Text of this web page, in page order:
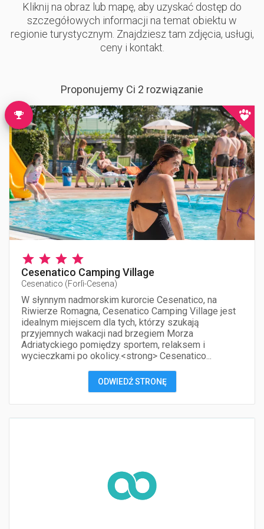
Kliknij na obraz lub mapę, aby uzyskać dostęp do
szczegółowych informacji na temat obiektu w
regionie turystycznym. Znajdziesz tam zdjęcia, usługi,
ceny i kontakt.
Proponujemy Ci 2 rozwiązanie
Cesenatico Camping Village
Cesenatico (Forlì-Cesena)
W słynnym nadmorskim kurorcie Cesenatico, na
Riwierze Romagna, Cesenatico Camping Village jest
idealnym miejscem dla tych, którzy szukają
przyjemnych wakacji nad brzegiem Morza
Adriatyckiego pomiędzy sportem, relaksem i
wycieczkami po okolicy.<strong> Cesenatico...
ODWIEDŹ STRONĘ